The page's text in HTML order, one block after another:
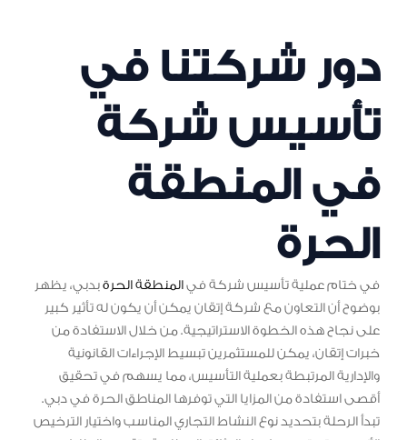
دور شركتنا في
تأسيس شركة
في المنطقة
الحرة
في ختام عملية تأسيس شركة فيالمنطقة الحرةبدبي، يظهر
بوضوح أن التعاون مع شركة إتقان يمكن أن يكون له تأثير كبير
على نجاح هذه الخطوة الاستراتيجية. من خلال الاستفادة من
خبرات إتقان، يمكن للمستثمرين تبسيط الإجراءات القانونية
والإدارية المرتبطة بعملية التأسيس، مما يسهم في تحقيق
أقصى استفادة من المزايا التي توفرها المناطق الحرة في دبي.
تبدأ الرحلة بتحديد نوع النشاط التجاري المناسب واختيار الترخيص